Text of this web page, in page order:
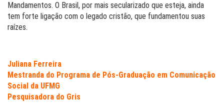
Mandamentos. O Brasil, por mais secularizado que esteja, ainda
tem forte ligação com o legado cristão, que fundamentou suas
raízes.
Juliana Ferreira
Mestranda do Programa de Pós-Graduação em Comunicação
Social da UFMG
Pesquisadora do Gris